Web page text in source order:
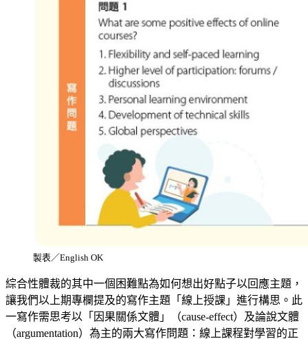
製表／English OK
綜合性體裁的其中一個困難點為如何想出好點子以回應主題，
讓我們以上期專欄提及的寫作主題「線上授課」進行構思。此
一寫作需思考以「因果關係文體」（cause-effect）及論說文體
（argumentation）為主的兩大寫作問題：線上課程對學習的正